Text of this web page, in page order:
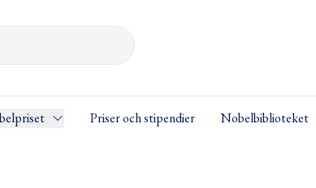
Priser och stipendier Nobelbiblioteket